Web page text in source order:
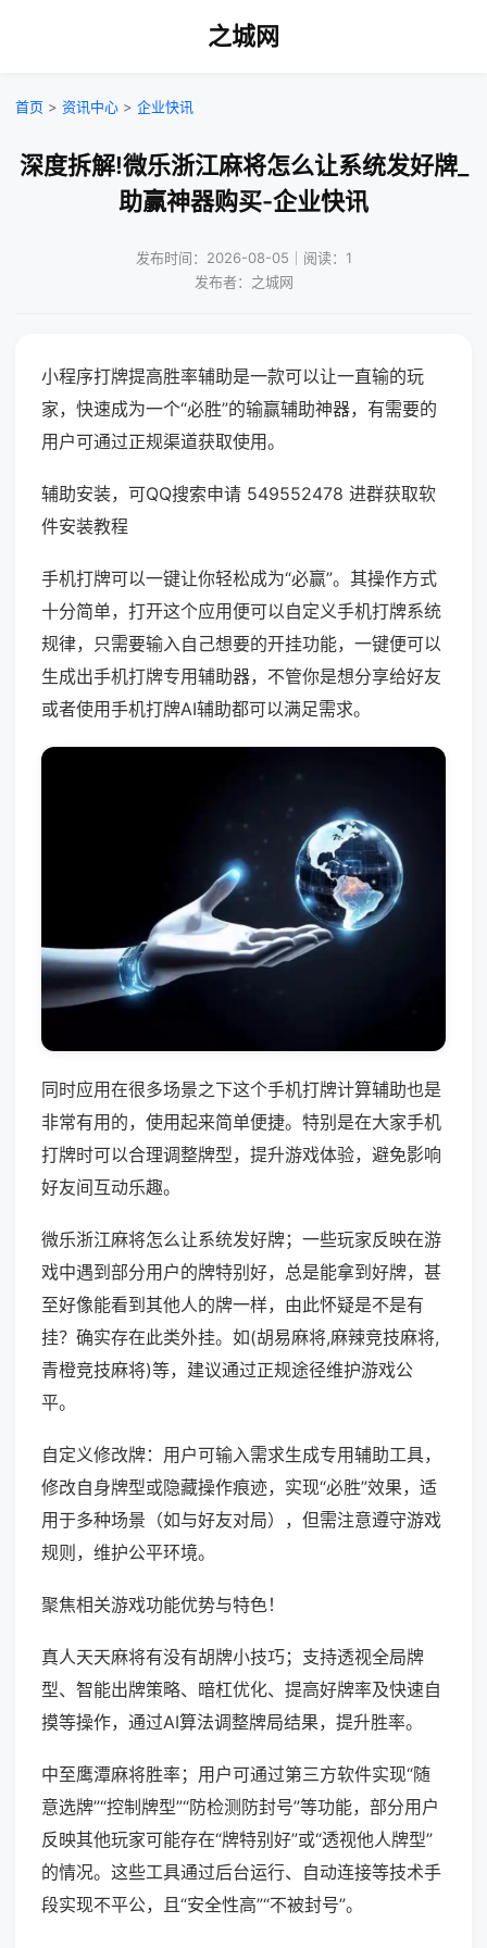
之城网
首页 > 资讯中心 > 企业快讯
深度拆解!微乐浙江麻将怎么让系统发好牌_
助赢神器购买-企业快讯
发布时间：2026-08-05｜阅读：1
发布者：之城网
小程序打牌提高胜率辅助是一款可以让一直输的玩
家，快速成为一个“必胜”的输赢辅助神器，有需要的
用户可通过正规渠道获取使用。
辅助安装，可QQ搜索申请 549552478 进群获取软
件安装教程
手机打牌可以一键让你轻松成为“必赢”。其操作方式
十分简单，打开这个应用便可以自定义手机打牌系统
规律，只需要输入自己想要的开挂功能，一键便可以
生成出手机打牌专用辅助器，不管你是想分享给好友
或者使用手机打牌AI辅助都可以满足需求。
同时应用在很多场景之下这个手机打牌计算辅助也是
非常有用的，使用起来简单便捷。特别是在大家手机
打牌时可以合理调整牌型，提升游戏体验，避免影响
好友间互动乐趣。
微乐浙江麻将怎么让系统发好牌；一些玩家反映在游
戏中遇到部分用户的牌特别好，总是能拿到好牌，甚
至好像能看到其他人的牌一样，由此怀疑是不是有
挂？确实存在此类外挂。如(胡易麻将,麻辣竞技麻将,
青橙竞技麻将)等，建议通过正规途径维护游戏公
平。
自定义修改牌：用户可输入需求生成专用辅助工具，
修改自身牌型或隐藏操作痕迹，实现“必胜”效果，适
用于多种场景（如与好友对局），但需注意遵守游戏
规则，维护公平环境。
聚焦相关游戏功能优势与特色！
真人天天麻将有没有胡牌小技巧；支持透视全局牌
型、智能出牌策略、暗杠优化、提高好牌率及快速自
摸等操作，通过AI算法调整牌局结果，提升胜率。
中至鹰潭麻将胜率；用户可通过第三方软件实现“随
意选牌”“控制牌型”“防检测防封号”等功能，部分用户
反映其他玩家可能存在“牌特别好”或“透视他人牌型”
的情况。这些工具通过后台运行、自动连接等技术手
段实现不平公，且“安全性高”“不被封号”。